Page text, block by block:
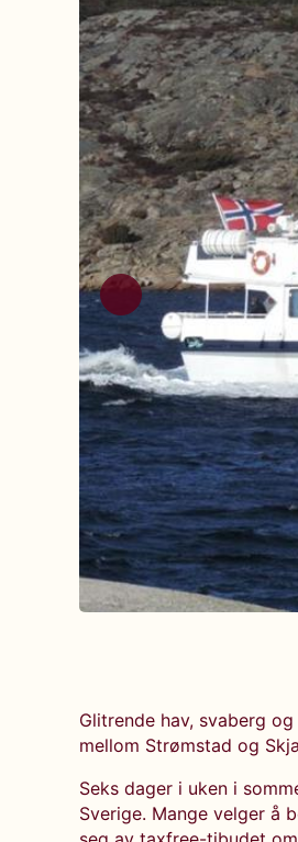
Glitrende hav, svaberg
mellom Strømstad og
Seks dager i uken i
Sverige. Mange velger å